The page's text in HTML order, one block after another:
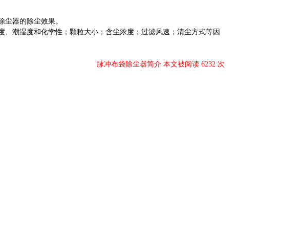
器的除尘效果。
潮湿度和化学性；颗粒大小；含尘浓度；过滤风速；清尘方式等因
脉冲布袋除尘器简介 本文被阅读 6232 次